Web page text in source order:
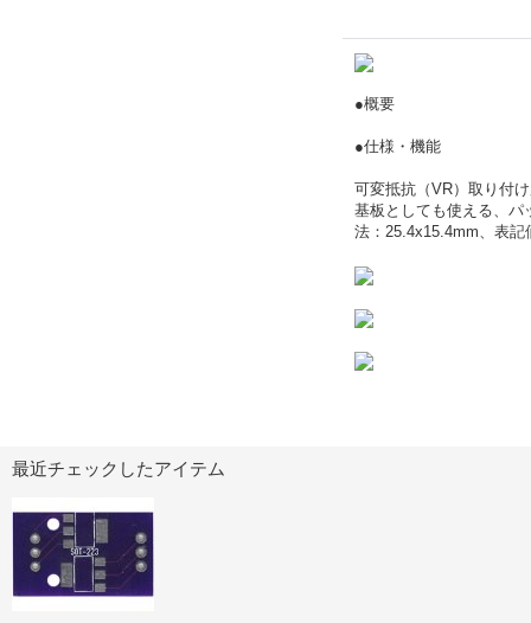
●概要
●仕様・機能
可変抵抗（VR）取り付
基板としても使える、パ
法：25.4x15.4mm、表
最近チェックしたアイテム